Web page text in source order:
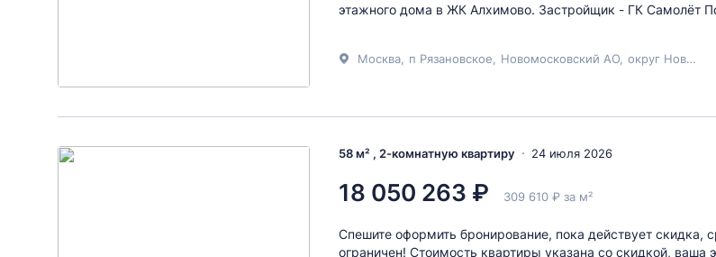
этажного дома в ЖК Алхимово. Застройщик - ГК Самолёт
Москва п Рязановское Новомосковский АО округ Новомосковский
58 м² , 2-комнатную квартиру 24 июля 2026
18 050 263 ₽ 309 610 ₽ за м²
Спешите оформить бронирование, пока действует скидка,
ограничен! Стоимость квартиры указана со скидкой, ваша